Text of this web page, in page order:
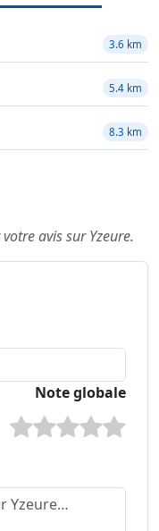
3.6 km
5.4 km
8.3 km
avis sur Yzeure.
Note globale